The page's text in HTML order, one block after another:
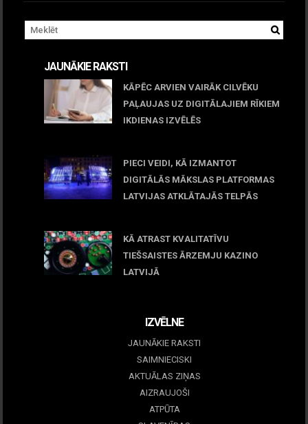
JAUNĀKIE RAKSTI
KĀPĒC ARVIEN VAIRĀK CILVĒKU
PAĻAUJAS UZ DIGITĀLAJIEM RĪKIEM
IKDIENAS IZVĒLĒS
PIECI VEIDI, KĀ IZMANTOT
DIGITĀLĀS MĀKSLAS PLATFORMAS
LATVIJAS ATKLĀTAJĀS TELPĀS
KĀ ATRAST KVALITATĪVU
TIEŠSAISTES ĀRZEMJU KAZINO
LATVIJĀ
IZVĒLNE
JAUNĀKIE RAKSTI
SAIMNIECISKI
AKTUĀLAS ZIŅAS
AIZRAUJOŠI
ATPŪTA